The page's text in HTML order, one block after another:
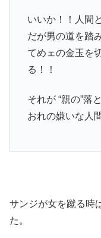
いいか！！人間
だが男の道を踏
てめェの金玉を
る！！
それが “親の”落
おれの嫌いな人
サンジが女を蹴る時
た。